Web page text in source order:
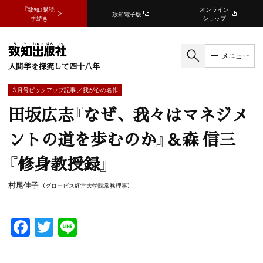
『致知』購読
手続き
致知電子版
オンライン
ショップ
人間学を探究して四十八年
メニュー
3 月号ピックアップ記事 ／我が心の名作
田坂広志『なぜ、我々はマネジメ
ントの道を歩むのか』＆森 信三
『修身教授録』
村尾佳子 （グロービス経営大学院常務理事）
F
a
T
w